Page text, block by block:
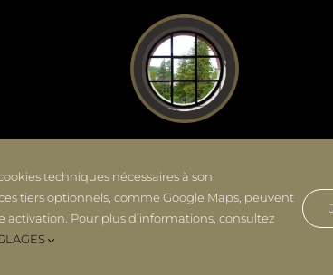
LE SAUVAGE
HÔTEL**** RESTAURANT SPA
Besançon • France
techniques nécessaires à son
tiers optionnels, comme Google Maps, peuvent
activation. Pour plus d’informations, consultez